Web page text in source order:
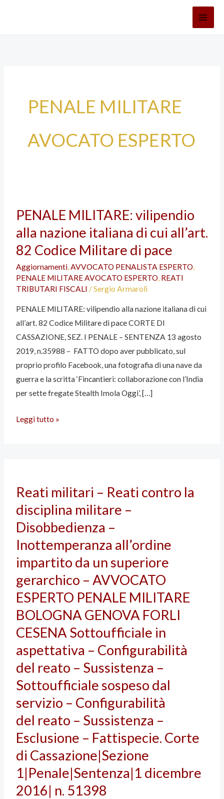
PENALE MILITARE
AVOCATO ESPERTO
PENALE MILITARE: vilipendio
alla nazione italiana di cui all’art.
82 Codice Militare di pace
Aggiornamenti,AVVOCATO PENALISTA ESPERTO,
PENALE MILITARE AVOCATO ESPERTO, REATI
TRIBUTARI FISCALI /Sergio Armaroli
PENALE MILITARE: vilipendio alla nazione italiana di cui
all’art. 82 Codice Militare di pace CORTE DI
CASSAZIONE, SEZ. I PENALE – SENTENZA 13 agosto
2019, n.35988 – FATTO dopo aver pubblicato, sul
proprio profilo Facebook, una fotografia di una nave da
guerra e la scritta ‘Fincantieri: collaborazione con l’India
per sette fregate Stealth Imola Oggi’, […]
MILITARE:
vilipendio
nazione
italiana
di
all’art.
82
Codice
Militare
di
pace
Leggi tutto »
Reati militari – Reati contro la
disciplina militare –
Disobbedienza –
Inottemperanza all’ordine
impartito da un superiore
gerarchico – AVVOCATO
ESPERTO PENALE MILITARE
BOLOGNA GENOVA FORLI
CESENA Sottoufficiale in
aspettativa – Configurabilità
del reato – Sussistenza –
Sottoufficiale sospeso dal
servizio – Configurabilità
del reato – Sussistenza –
Esclusione – Fattispecie. Corte
di Cassazione|Sezione
1|Penale|Sentenza|1 dicembre
2016| n. 51398
Reati contro
la
disciplina militare –
Disobbedienza
–
Inottemperanza
all’ordine
impartito
da
un
superiore
gerarchico
AVVOCATO
ESPERTO
PENALE
MILITARE
BOLOGNA
GENOVA
FORLI
CESENA
Sottoufficiale